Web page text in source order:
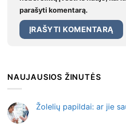
parašyti komentarą.
NAUJAUSIOS ŽINUTĖS
Žolelių papildai: ar jie